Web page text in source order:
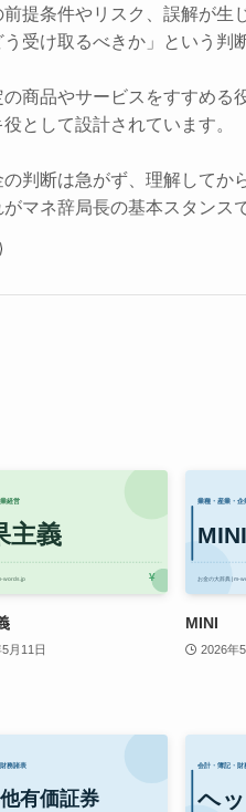
前提条件やリスク、誤解が生
う受け取るべきか」という判
の商品やサービスをすすめる
役として設計されています。
の判断は急がず、理解してか
がマネ辞局長の基本スタンス
月11日
MINI
2026年